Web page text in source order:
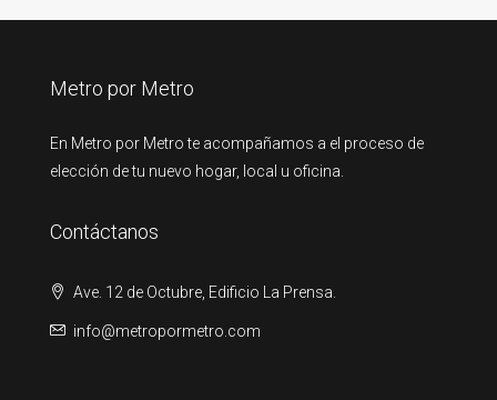
Metro por Metro
En Metro por Metro te acompañamos a el proceso de
elección de tu nuevo hogar, local u oficina.
Contáctanos
Ave. 12 de Octubre, Edificio La Prensa.
info@metropormetro.com